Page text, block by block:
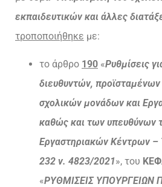
εκπαιδευτικών και άλλες
τροποποιήθηκε με:
το άρθρο 190 «Ρυθμίσεις
διευθυντών,
σχολικών μονάδων και
καθώς και των υπευθύνων
Εργαστηριακών Κέντρων –
232 ν. 4823/2021», του
«ΡΥΘΜΙΣΕΙΣ ΥΠΟΥΡΓΕΙΩΝ